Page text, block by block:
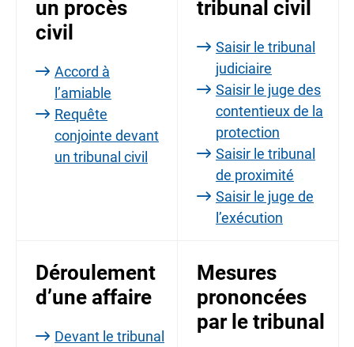
un procès
civil
Accord à
l’amiable
Requête
conjointe devant
un tribunal civil
tribunal civil
Saisir le tribunal
judiciaire
Saisir le juge des
contentieux de la
protection
Saisir le tribunal
de proximité
Saisir le juge de
l’exécution
Déroulement
d’une affaire
Devant le tribunal
Mesures
prononcées
par le tribunal